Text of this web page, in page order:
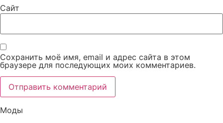
Сайт
Сохранить моё имя, email и адрес сайта в этом
браузере для последующих моих комментариев.
Моды